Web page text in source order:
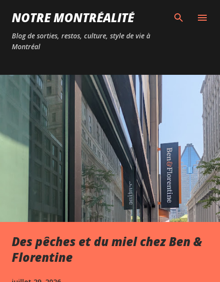
Passer au contenu principal
NOTRE MONTRÉALITÉ
Blog de sorties, restos, culture, style de vie à
Montréal
Des pêches et du miel chez Ben &
Florentine